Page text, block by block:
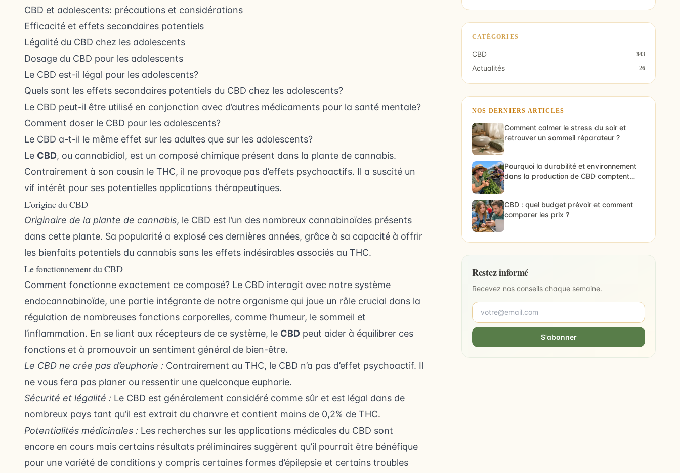
CBD et adolescents: précautions et considérations
Efficacité et effets secondaires potentiels
Légalité du CBD chez les adolescents
Dosage du CBD pour les adolescents
Le CBD est-il légal pour les adolescents?
Quels sont les effets secondaires potentiels du CBD chez les adolescents?
Le CBD peut-il être utilisé en conjonction avec d’autres médicaments pour la santé mentale?
Comment doser le CBD pour les adolescents?
Le CBD a-t-il le même effet sur les adultes que sur les adolescents?
Le CBD, ou cannabidiol, est un composé chimique présent dans la plante de cannabis.
Contrairement à son cousin le THC, il ne provoque pas d’effets psychoactifs. Il a suscité un
vif intérêt pour ses potentielles applications thérapeutiques.
L’origine du CBD
Originaire de la plante de cannabis, le CBD est l’un des nombreux cannabinoïdes présents
dans cette plante. Sa popularité a explosé ces dernières années, grâce à sa capacité à offrir
les bienfaits potentiels du cannabis sans les effets indésirables associés au THC.
Le fonctionnement du CBD
Comment fonctionne exactement ce composé? Le CBD interagit avec notre système
endocannabinoïde, une partie intégrante de notre organisme qui joue un rôle crucial dans la
régulation de nombreuses fonctions corporelles, comme l’humeur, le sommeil et
l’inflammation. En se liant aux récepteurs de ce système, le CBD peut aider à équilibrer ces
fonctions et à promouvoir un sentiment général de bien-être.
Le CBD ne crée pas d’euphorie : Contrairement au THC, le CBD n’a pas d’effet psychoactif. Il
ne vous fera pas planer ou ressentir une quelconque euphorie.
Sécurité et légalité : Le CBD est généralement considéré comme sûr et est légal dans de
nombreux pays tant qu’il est extrait du chanvre et contient moins de 0,2% de THC.
Potentialités médicinales : Les recherches sur les applications médicales du CBD sont
encore en cours mais certains résultats préliminaires suggèrent qu’il pourrait être bénéfique
pour une variété de conditions y compris certaines formes d’épilepsie et certains troubles
CATÉGORIES
CBD 343
Actualités 26
NOS DERNIERS ARTICLES
Comment calmer le stress du soir et
retrouver un sommeil réparateur ?
Pourquoi la durabilité et environnement
dans la production de CBD comptent
CBD : quel budget prévoir et comment
comparer les prix ?
Restez informé
Recevez nos conseils chaque semaine.
S'abonner